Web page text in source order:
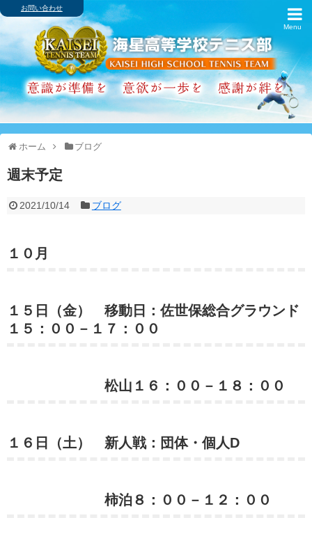
お問い合わせ
ホーム ブログ
週末予定
2021/10/14 ブログ
１０月
１５日（金） 移動日：佐世保総合グラウンド
１５：００－１７：００
松山１６：００－１８：００
１６日（土） 新人戦：団体・個人D
柿泊８：００－１２：００
ホーム
ブログ
歴代主将・戦績
アルバム
クラブ紹介